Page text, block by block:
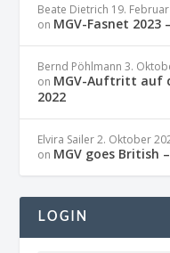
Beate Dietrich 19.
on MGV-Fasnet 2023
Bernd Pöhlmann 3.
on MGV-Auftritt auf
2022
Elvira Sailer 2. Oktober
on MGV goes British
LOGIN